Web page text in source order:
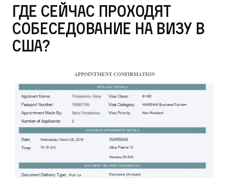
Где сейчас проходят
собеседование на визу в
США?